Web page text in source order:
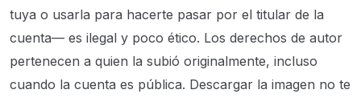
tuya o usarla para hacerte pasar por el titular de la
cuenta— es ilegal y poco ético. Los derechos de autor
pertenecen a quien la subió originalmente, incluso
cuando la cuenta es pública. Descargar la imagen no te